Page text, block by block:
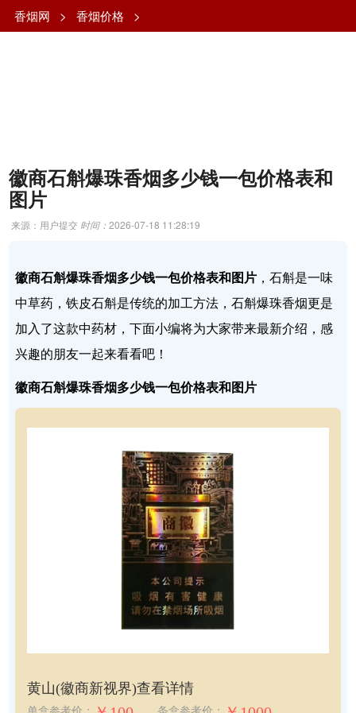
香烟网 > 香烟价格 >
徽商石斛爆珠香烟多少钱一包价格表和
图片
来源：用户提交 时间：2026-07-18 11:28:19
徽商石斛爆珠香烟多少钱一包价格表和图片 ，石斛是一味
中草药，铁皮石斛是传统的加工方法，石斛爆珠香烟更是
加入了这款中药材，下面小编将为大家带来最新介绍，感
兴趣的朋友一起来看看吧！
徽商石斛爆珠香烟多少钱一包价格表和图片
黄山(徽商新视界)查看详情